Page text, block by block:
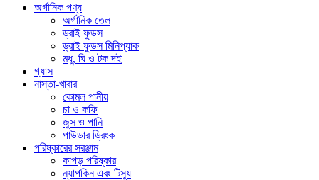
(ম্যাগি
quantity
অর্গানিক পণ্য
অর্গানিক তেল
ড্রাই ফুডস
ড্রাই ফুডস মিনিপ্যাক
মধু, ঘি ও টক দই
গ্যাস
নাস্তা-খাবার
কোমল পানীয়
চা ও কফি
জুস ও পানি
পাউডার ড্রিংক
পরিষ্কারের সরঞ্জাম
কাপড় পরিষ্কার
ন্যাপকিন এবং টিস্যু